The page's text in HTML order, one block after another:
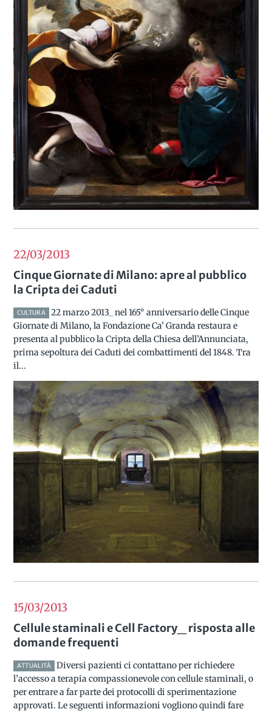
22/032013
Cinque Giornate di Milano: apre al pubblico
la Cripta dei Caduti
CULTURA
22 marzo 2013_ nel 165° anniversario delle Cinque
Giornate di Milano, la Fondazione Ca’ Granda restaura e
presenta al pubblico la Cripta della Chiesa dell’Annunciata,
prima sepoltura dei Caduti dei combattimenti del 1848. Tra
il...
15/032013
Cellule staminali e Cell Factory_ risposta alle
domande frequenti
ATTUALITÀ
Diversi pazienti ci contattano per richiedere
l’accesso a terapia compassionevole con cellule staminali, o
per entrare a far parte dei protocolli di sperimentazione
approvati. Le seguenti informazioni vogliono quindi fare